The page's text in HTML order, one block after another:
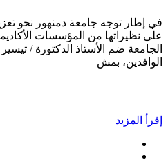
في إطار توجه جامعة دمنهور نحو
على نظيراتها من المؤسسات
الجامعة ضم الأستاذ الدكتورة /
الوافدين، بمش
إقرأ المزيد